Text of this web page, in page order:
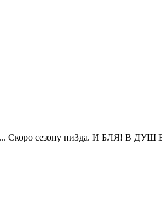
Скоро сезону пи3да. И БЛЯ!